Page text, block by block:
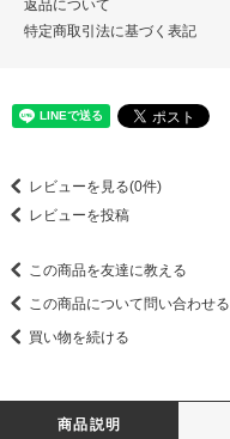
返品について
特定商取引法に基づく表記
レビューを見る(0件)
レビューを投稿
この商品を友達に教える
この商品について問い合わせる
買い物を続ける
商品説明